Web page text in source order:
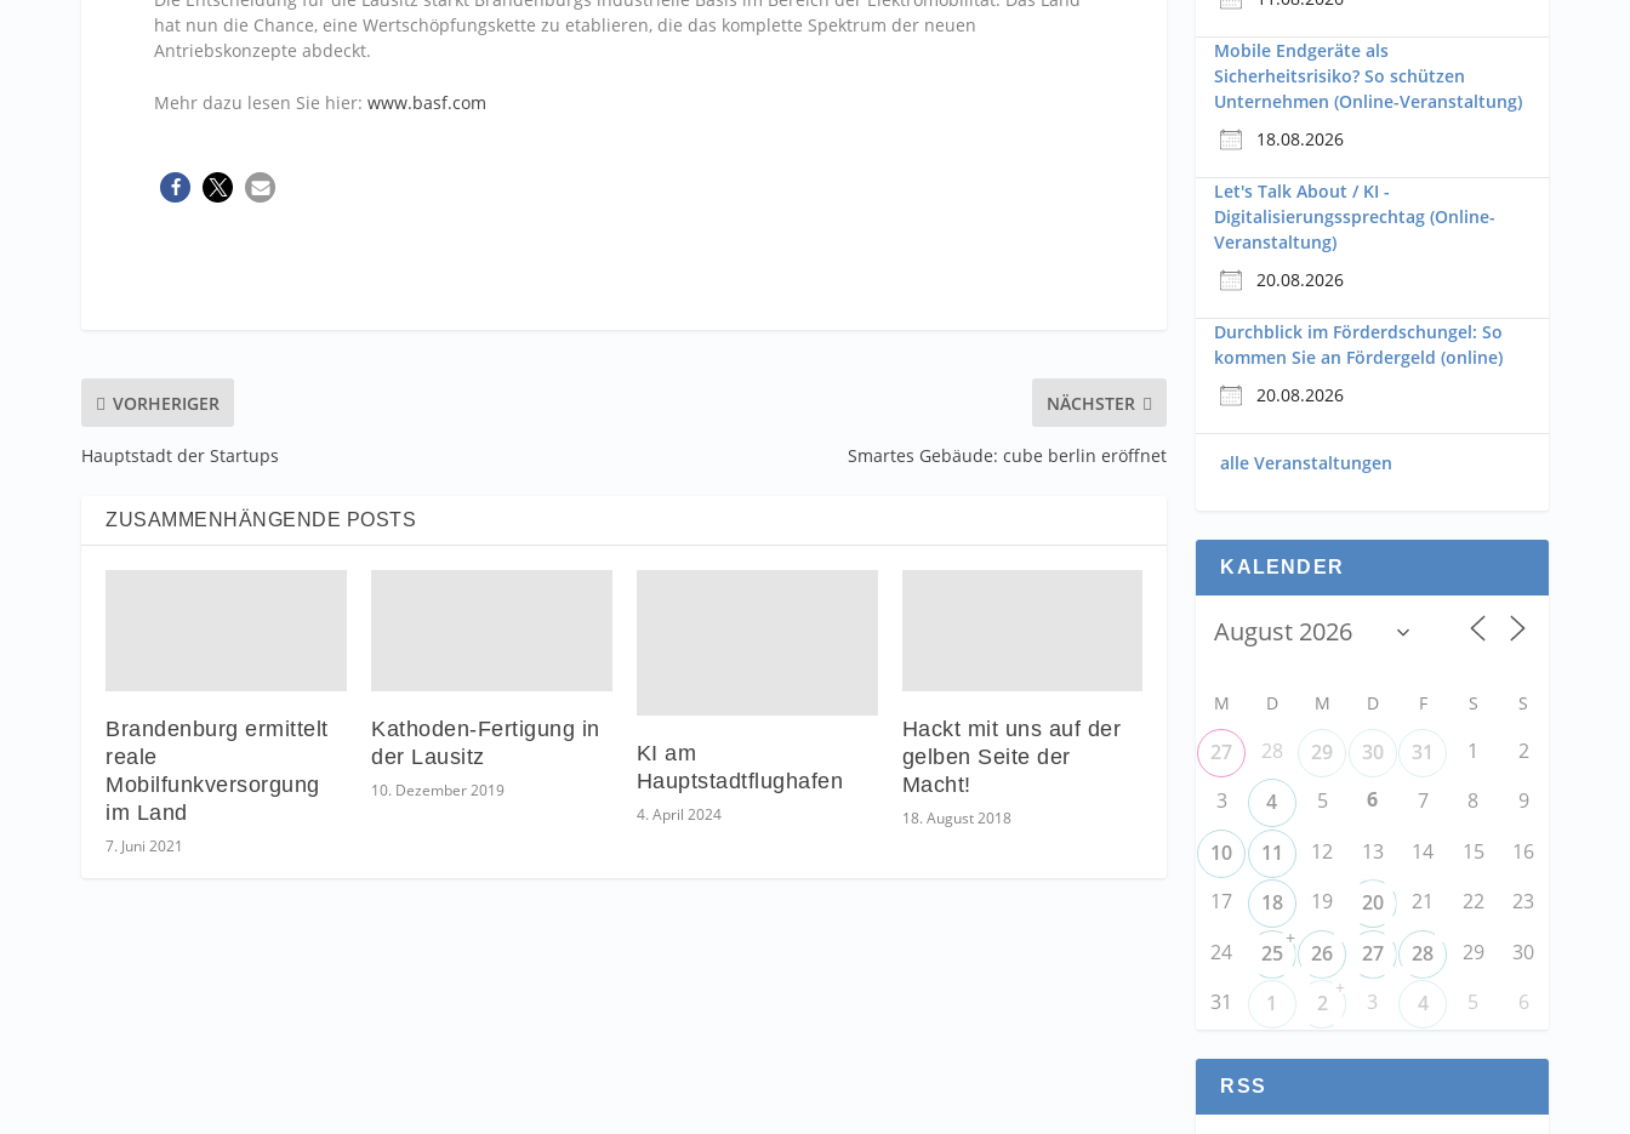
hat nun die Chance, eine Wertschöpfungskette zu etablieren, die das komplette Spektrum der neuen
Antriebskonzepte abdeckt.
Mehr dazu lesen Sie hier:www.basf.com
VORHERIGER
Hauptstadt der Startups
NÄCHSTER
Smartes Gebäude: cube berlin eröffnet
ZUSAMMENHÄNGENDE POSTS
Brandenburg ermittelt
reale
Mobilfunkversorgung
im Land
7. Juni 2021
Kathoden-Fertigung in
der Lausitz
10. Dezember 2019
KI am
Hauptstadtflughafen
4. April 2024
Hackt mit uns auf der
gelben Seite der
Macht!
18. August 2018
Mobile Endgeräte als
Sicherheitsrisiko? So schützen
Unternehmen (Online-Veranstaltung)
18.08.2026
Let's Talk About / KI -
Digitalisierungssprechtag (Online-
Veranstaltung)
20.08.2026
Durchblick im Förderdschungel: So
kommen Sie an Fördergeld (online)
20.08.2026
alle Veranstaltungen
KALENDER
M D M D F S S
27 28 29 30 31 1
2
3
4 5 6 7 8
9
10
11 12 13 14 15
16
17
18 19 20 21 22
23
24
25
+
26 27 28 29
30
31
1 2
+
3 4 5 6
RSS